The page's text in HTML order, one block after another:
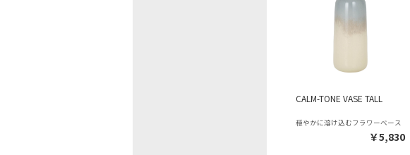
CALM-TONE VASE TALL
穏やかに溶け込むフラワーベース
￥5,830